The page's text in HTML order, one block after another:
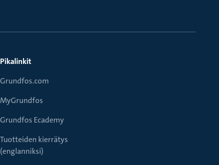
Pikalinkit
Grundfos.com
MyGrundfos
Grundfos Ecademy
Tuotteiden kierrätys
(englanniksi)